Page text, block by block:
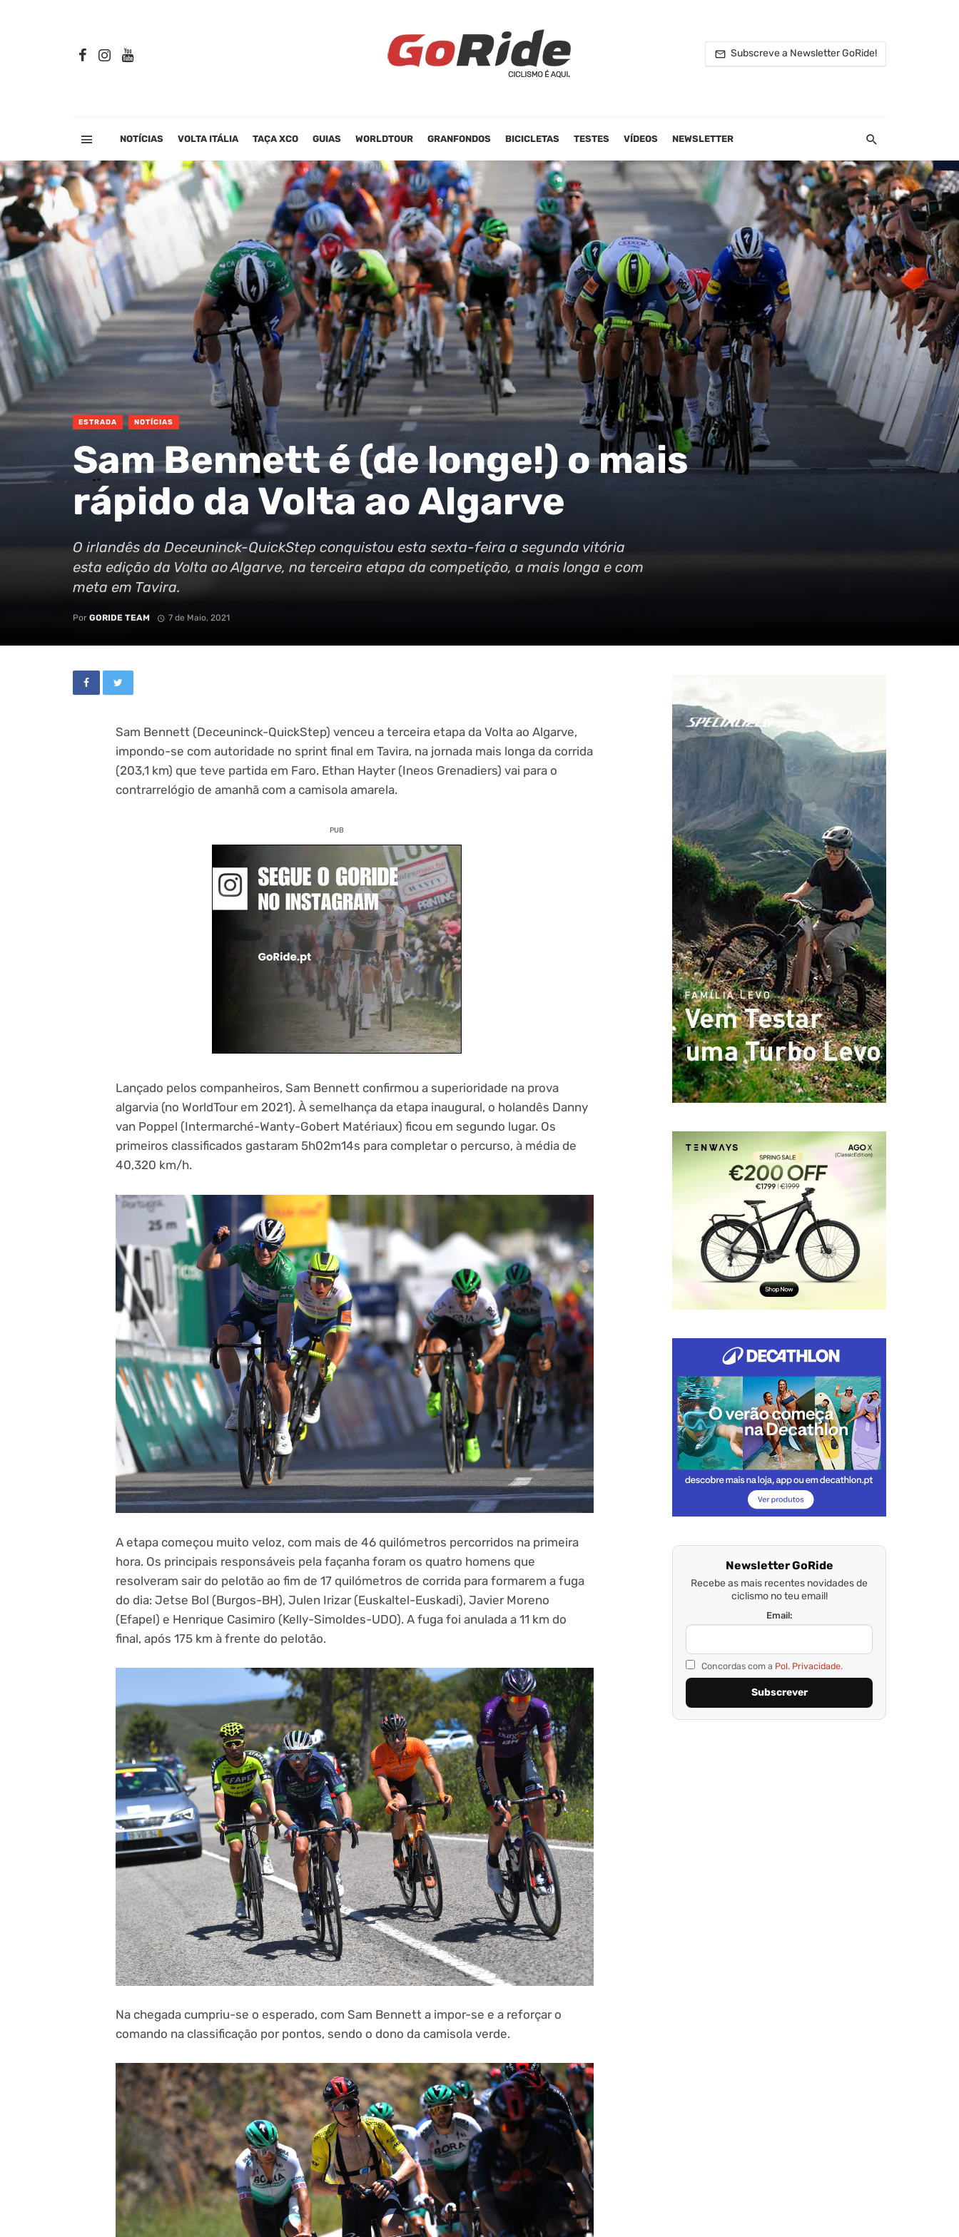
Subscreve a Newsletter GoRide!
NOTÍCIAS VOLTA ITÁLIA TAÇA XCO GUIAS WORLDTOUR GRANFONDOS BICICLETAS TESTES VÍDEOS NEWSLETTER
ESTRADA NOTÍCIAS
Sam Bennett é (de longe!) o mais
rápido da Volta ao Algarve
O irlandês da Deceuninck-QuickStep conquistou esta sexta-feira a segunda vitória
esta edição da Volta ao Algarve, na terceira etapa da competição, a mais longa e com
meta em Tavira.
Por GORIDE TEAM 7 de Maio, 2021
Sam Bennett (Deceuninck-QuickStep) venceu a terceira etapa da Volta ao Algarve,
impondo-se com autoridade no sprint final em Tavira, na jornada mais longa da corrida
(203,1 km) que teve partida em Faro. Ethan Hayter (Ineos Grenadiers) vai para o
contrarrelógio de amanhã com a camisola amarela.
PUB
Lançado pelos companheiros, Sam Bennett confirmou a superioridade na prova
algarvia (no WorldTour em 2021). À semelhança da etapa inaugural, o holandês Danny
van Poppel (Intermarché-Wanty-Gobert Matériaux) ficou em segundo lugar. Os
primeiros classificados gastaram 5h02m14s para completar o percurso, à média de
40,320 km/h.
A etapa começou muito veloz, com mais de 46 quilómetros percorridos na primeira
hora. Os principais responsáveis pela façanha foram os quatro homens que
resolveram sair do pelotão ao fim de 17 quilómetros de corrida para formarem a fuga
do dia: Jetse Bol (Burgos-BH), Julen Irizar (Euskaltel-Euskadi), Javier Moreno
(Efapel) e Henrique Casimiro (Kelly-Simoldes-UDO). A fuga foi anulada a 11 km do
final, após 175 km à frente do pelotão.
Na chegada cumpriu-se o esperado, com Sam Bennett a impor-se e a reforçar o
comando na classificação por pontos, sendo o dono da camisola verde.
Newsletter GoRide
Recebe as mais recentes novidades de
ciclismo no teu email!
Email:
Concordas com a Pol. Privacidade.